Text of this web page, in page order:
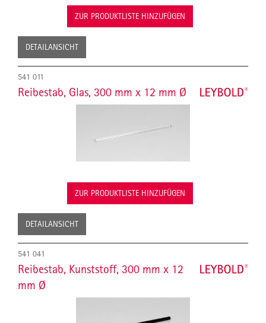
ZUR PRODUKTLISTE HINZUFÜGEN
DETAILANSICHT
541 011
Reibestab, Glas, 300 mm x 12 mm Ø
ZUR PRODUKTLISTE HINZUFÜGEN
DETAILANSICHT
541 041
Reibestab, Kunststoff, 300 mm x 12
mm Ø